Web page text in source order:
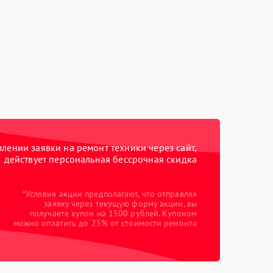
заявки на ремонт техники через сайт,
действует персональная бессрочная скидка
*Условия акции предполагают, что отправляя
заявку через текущую форму акции, вы
получаете купон на 1500 рублей. Купоном
можно оплатить до 25% от стоимости ремонта